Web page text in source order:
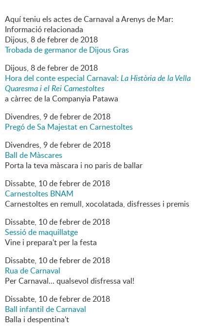
Aquí teniu els actes de Carnaval a Arenys de Mar:
Informació relacionada
Dijous, 8defebrerde2018
Trobada de germanor de Dijous Gras
Dijous, 8defebrerde2018
Hora del conte especial Carnaval: La Història de la Vella
Quaresma i el Rei Carnestoltes
a càrrec de la Companyia Patawa
Divendres, 9defebrerde2018
Pregó de Sa Majestat en Carnestoltes
Divendres, 9defebrerde2018
Ball de Màscares
Porta la teva màscara i no paris de ballar
Dissabte, 10defebrerde2018
Carnestoltes BNAM
Carnestoltes en remull, xocolatada, disfresses i premis
Dissabte, 10defebrerde2018
Sessió de maquillatge
Vine i prepara't per la festa
Dissabte, 10defebrerde2018
Rua de Carnaval
Per Carnaval... qualsevol disfressa val!
Dissabte, 10defebrerde2018
Ball infantil de Carnaval
Balla i despentina't